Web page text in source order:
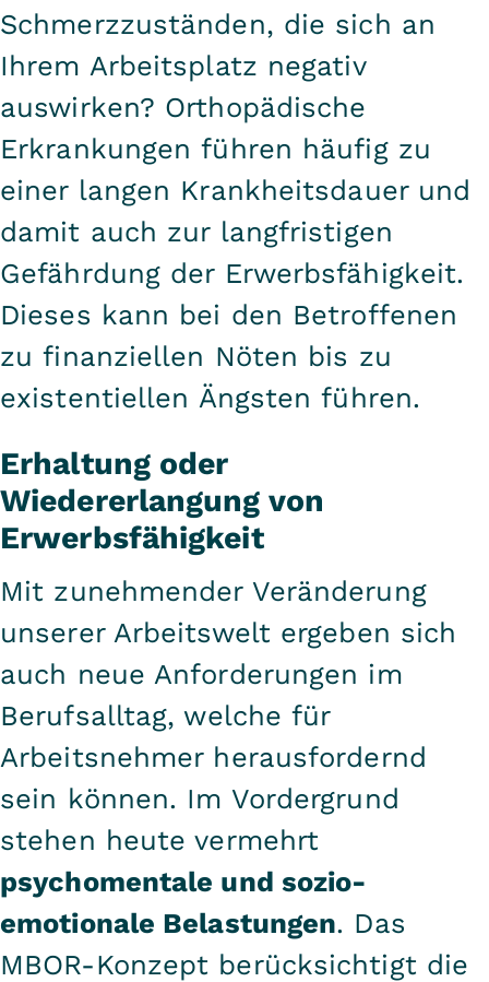
Schmerzzuständen, die sich an
Ihrem Arbeitsplatz negativ
auswirken? Orthopädische
Erkrankungen führen häufig zu
einer langen Krankheitsdauer und
damit auch zur langfristigen
Gefährdung der Erwerbsfähigkeit.
Dieses kann bei den Betroffenen
zu finanziellen Nöten bis zu
existentiellen Ängsten führen.
Erhaltung oder
Wiedererlangung von
Erwerbsfähigkeit
Mit zunehmender Veränderung
unserer Arbeitswelt ergeben sich
auch neue Anforderungen im
Berufsalltag, welche für
Arbeitsnehmer herausfordernd
sein können. Im Vordergrund
stehen heute vermehrt
psychomentale und sozio-
emotionale Belastungen. Das
MBOR-Konzept berücksichtigt die